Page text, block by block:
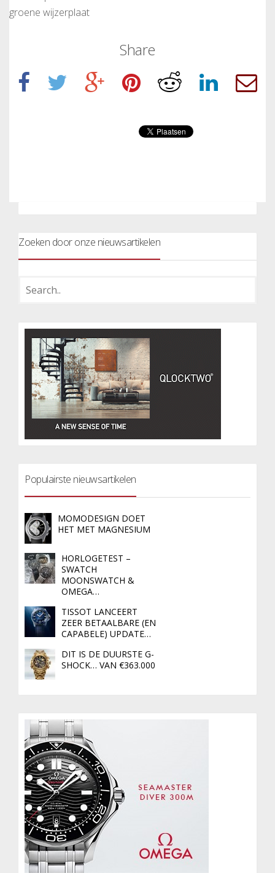
groene wijzerplaat
Share
Zoeken door onze nieuwsartikelen
Populairste nieuwsartikelen
MOMODESIGN DOET
HET MET MAGNESIUM
HORLOGETEST –
SWATCH
MOONSWATCH &
OMEGA…
TISSOT LANCEERT
ZEER BETAALBARE (EN
CAPABELE) UPDATE…
DIT IS DE DUURSTE G-
SHOCK… VAN €363.000